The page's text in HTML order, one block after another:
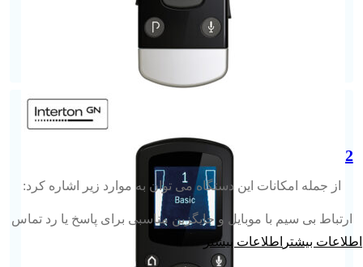
Phone Clip 2
از جمله امکانات این دستگاه می توان به موارد زیر اشاره کرد:
ارتباط بی سیم با موبایل و جایگزین مناسبی برای پاسخ یا رد تماس
درک گفتار عالی در هنگام مکالمه تلفنی و امکان تنظیم ولوم در هنگام
اطلاعات بیشتر